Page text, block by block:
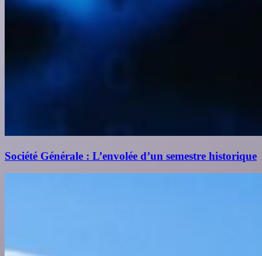
Société Générale : L’envolée d’un semestre historique